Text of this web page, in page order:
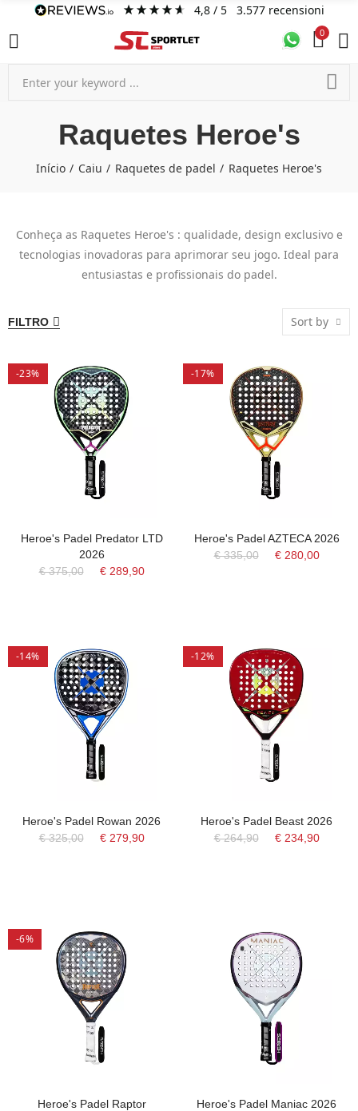
4,8/ 5 3.577 recensioni
0
Raquetes Heroe's
Início Caiu Raquetes de padel Raquetes Heroe's
Conheça as Raquetes Heroe's : qualidade, design exclusivo e
tecnologias inovadoras para aprimorar seu jogo. Ideal para
entusiastas e profissionais do padel.
FILTRO Sort by
-23%
Heroe's Padel Predator LTD
2026
€ 375,00
€ 289,90
-17%
Heroe's Padel AZTECA 2026
€ 335,00
€ 280,00
-14%
Heroe's Padel Rowan 2026
€ 325,00
€ 279,90
-12%
Heroe's Padel Beast 2026
€ 264,90
€ 234,90
-6%
Heroe's Padel Raptor
Heroe's Padel Maniac 2026